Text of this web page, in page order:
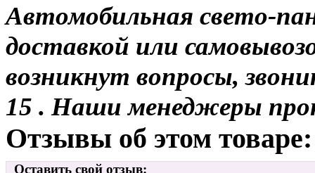
Автомобильная свето-
доставкой или
возникнут вопросы,
15 . Наши менеджеры
Отзывы об этом товаре:
Оставить свой отзыв: